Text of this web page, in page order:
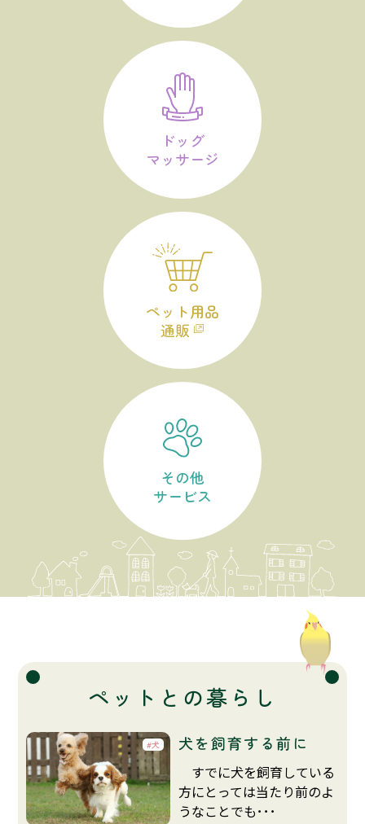
ドッグ
マッサージ
ペット用品
通販
その他
サービス
ペットとの暮らし
犬 犬を飼育する前に
すでに犬を飼育している
方にとっては当たり前のよ
うなことでも･･･